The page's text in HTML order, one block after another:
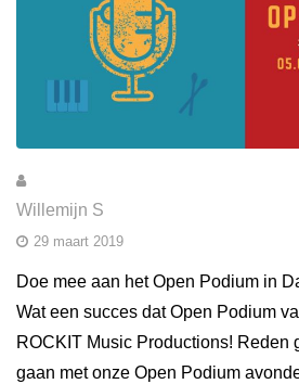
Willemijn S
29 maart 2019
Doe mee aan het Open Podium in
Wat een succes dat Open Podium
ROCKIT Music Productions! Reden
gaan met onze Open Podium